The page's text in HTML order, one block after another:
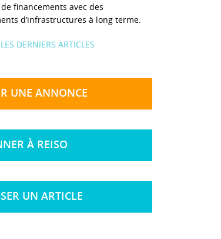
financements avec des
d’infrastructures à long terme.
DERNIERS ARTICLES
UNE ANNONCE
À REISO
UN ARTICLE